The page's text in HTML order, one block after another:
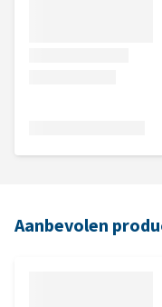
Aanbevolen